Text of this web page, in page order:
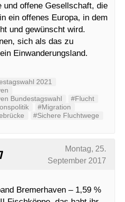
und offene Gesellschaft, die
ein offenes Europa, in dem
und gewünscht wird.
sich als das zu
Einwanderungsland.
2021
Bundestagswahl
#Flucht
#Migration
#Sichere Fluchtwege
Montag, 25.
September 2017
Bremerhaven – 1,59 %